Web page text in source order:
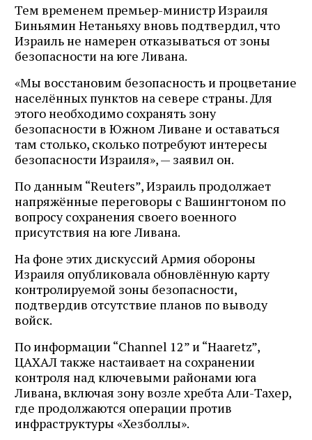
Тем временем премьер-министр Израиля
Биньямин Нетаньяху вновь подтвердил, что
Израиль не намерен отказываться от зоны
безопасности на юге Ливана.
«Мы восстановим безопасность и процветание
населённых пунктов на севере страны. Для
этого необходимо сохранять зону
безопасности в Южном Ливане и оставаться
там столько, сколько потребуют интересы
безопасности Израиля», — заявил он.
По данным “Reuters”, Израиль продолжает
напряжённые переговоры с Вашингтоном по
вопросу сохранения своего военного
присутствия на юге Ливана.
На фоне этих дискуссий Армия обороны
Израиля опубликовала обновлённую карту
контролируемой зоны безопасности,
подтвердив отсутствие планов по выводу
войск.
По информации “Channel 12” и “Haaretz”,
ЦАХАЛ также настаивает на сохранении
контроля над ключевыми районами юга
Ливана, включая зону возле хребта Али-Тахер,
где продолжаются операции против
инфраструктуры «Хезболлы».